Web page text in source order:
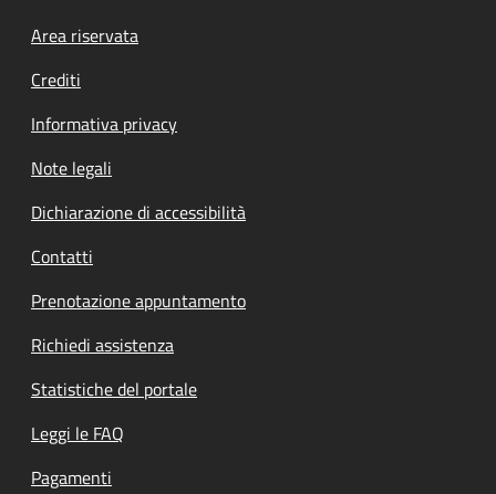
Footer menu
Area riservata
Crediti
Informativa privacy
Note legali
Dichiarazione di accessibilità
Contatti
Prenotazione appuntamento
Richiedi assistenza
Statistiche del portale
Leggi le FAQ
Pagamenti